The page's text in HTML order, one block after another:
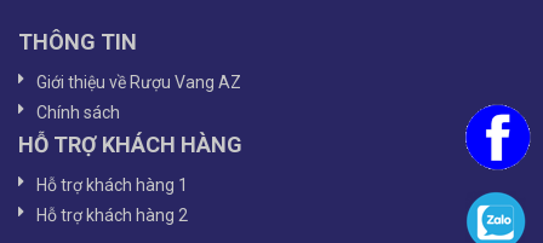
THÔNG TIN
Giới thiệu về Rượu Vang AZ
Chính sách
HỖ TRỢ KHÁCH HÀNG
Hỗ trợ khách hàng 1
Hỗ trợ khách hàng 2